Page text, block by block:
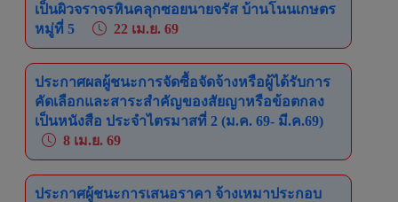
เป็นผิวจราจรหินคลุกซอยนายจรัส บ้านโนนเกษตร
หมู่ที่ 5
22 เม.ย. 69
ประกาศผลผู้ชนะการจัดซื้อจัดจ้างหรือผู้ได้รับการ
คัดเลือกและสาระสำคัญของสัยญาหรือข้อตกลง
เป็นหนังสือ ประจำไตรมาสที่ 2 (ม.ค. 69- มี.ค.69)
8 เม.ย. 69
ประกาศผู้ชนะการเสนอราคา จ้างเหมาประกอบ